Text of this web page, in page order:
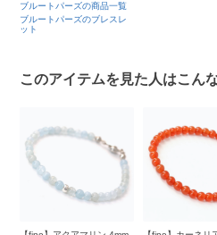
ブルートパーズの商品一覧
ブルートパーズのブレスレ
ット
このアイテムを見た人はこん